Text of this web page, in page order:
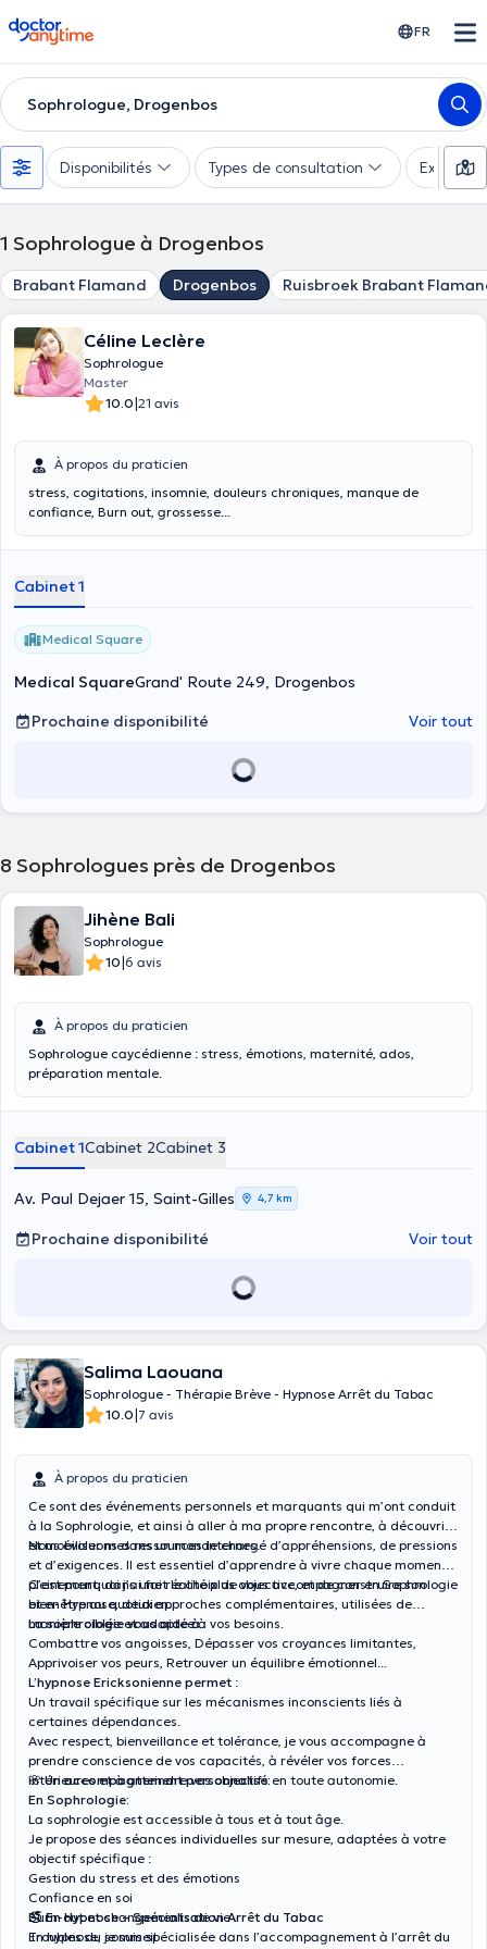
doctoranytime FR
Sophrologue, Drogenbos
Disponibilités Types de consultation Expertise
1 Sophrologue à Drogenbos
Brabant Flamand Drogenbos Ruisbroek Brabant
Céline Leclère
Sophrologue
Master
10.0|21 avis
À propos du praticien
stress, cogitations, insomnie, douleurs chroniques, manque de
confiance, Burn out, grossesse...
Cabinet 1
Medical Square
Medical SquareGrand' Route 249, Drogenbos
Prochaine disponibilité
Voir tout
8 Sophrologues près de Drogenbos
Jihène Bali
Sophrologue
10|6 avis
À propos du praticien
Sophrologue caycédienne : stress, émotions, maternité, ados,
préparation mentale.
Cabinet 1Cabinet 2Cabinet 3
Av. Paul Dejaer 15, Saint-Gilles 4,7 km
Prochaine disponibilité Voir tout
Salima Laouana
Sophrologue - Thérapie Brève - Hypnose Arrêt du Tabac
10.0|7 avis
À propos du praticien
Ce sont des événements personnels et marquants qui m’ont conduit
à la Sophrologie, et ainsi à aller à ma propre rencontre, à découvrir
et mobiliser mes ressources internes.
Nous évoluons dans un monde chargé d’appréhensions, de pressions
et d’exigences. Il est essentiel d’apprendre à vivre chaque moment
pleinement, dans une réalité plus objective, et de construire son
bien-être au quotidien.
C’est pourquoi j’ai fait le choix de vous accompagner en Sophrologie
et en Hypnose, deux approches complémentaires, utilisées de
manière ciblée et adaptée à vos besoins.
La sophrologie vous aide à :
Combattre vos angoisses, Dépasser vos croyances limitantes,
Apprivoiser vos peurs, Retrouver un équilibre émotionnel...
L’hypnose Ericksonienne permet :
Un travail spécifique sur les mécanismes inconscients liés à
certaines dépendances.
Avec respect, bienveillance et tolérance, je vous accompagne à
prendre conscience de vos capacités, à révéler vos forces
intérieures et à atteindre vos objectifs en toute autonomie.
🌸 Un accompagnement personnalisé:
En Sophrologie:
La sophrologie est accessible à tous et à tout âge.
Je propose des séances individuelles sur mesure, adaptées à votre
objectif spécifique :
Gestion du stress et des émotions
Confiance en soi
Burn-out et changements de vie
Troubles du sommeil
🚭 En Hypnose – Spécialisation Arrêt du Tabac
En hypnose, je suis spécialisée dans l’accompagnement à l’arrêt du